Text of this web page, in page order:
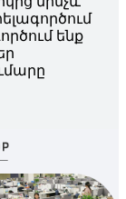
ենք